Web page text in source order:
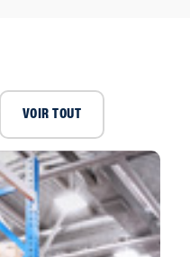
VOIR TOUT